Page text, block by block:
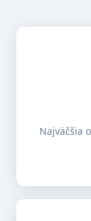
Najväčšia